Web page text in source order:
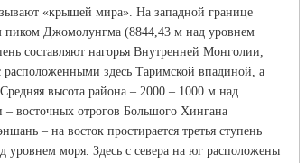
«крышей мира». На западной границе
пиком Джомолунгма (8844,43 м над уровнем
составляют нагорья Внутренней Монголии,
здесь Таримской впадиной, а
высота района – 2000 – 1000 м над
– восточных отрогов Большого Хингана
– на восток простирается третья ступень
уровнем моря. Здесь с севера на юг расположены